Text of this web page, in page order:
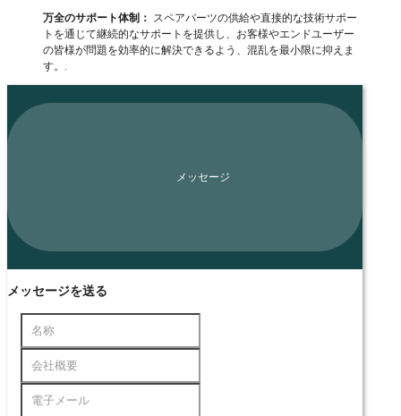
万全のサポート体制： スペアパーツの供給や直接的な技術サポー
トを通じて継続的なサポートを提供し、お客様やエンドユーザー
の皆様が問題を効率的に解決できるよう、混乱を最小限に抑えま
す。.
メッセージ
メッセージを送る